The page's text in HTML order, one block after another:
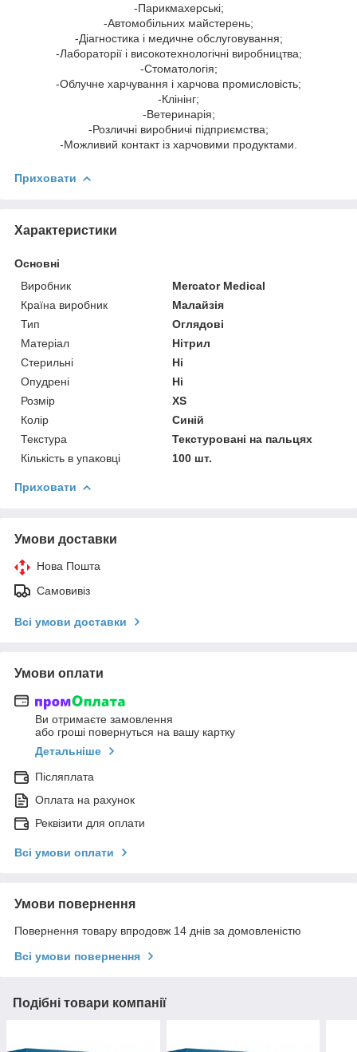
-Парикмахерські;
-Автомобільних майстерень;
-Діагностика і медичне обслуговування;
-Лабораторії і високотехнологічні виробництва;
-Стоматологія;
-Облучне харчування і харчова промисловість;
-Клінінг;
-Ветеринарія;
-Розличні виробничі підприємства;
-Можливий контакт із харчовими продуктами.
Приховати
Характеристики
Основні
Виробник
Mercator Medical
Країна виробник
Малайзія
Тип
Оглядові
Матеріал
Нітрил
Стерильні
Ні
Опудрені
Ні
Розмір
XS
Колір
Синій
Текстура
Текстуровані на пальцях
Кількість в упаковці
100 шт.
Приховати
Умови доставки
Нова Пошта
Самовивіз
Всі умови доставки
Умови оплати
Ви отримаєте замовлення
або гроші повернуться на вашу картку
Детальніше
Післяплата
Оплата на рахунок
Реквізити для оплати
Всі умови оплати
Умови повернення
Повернення товару впродовж 14 днів за домовленістю
Всі умови повернення
Подібні товари компанії